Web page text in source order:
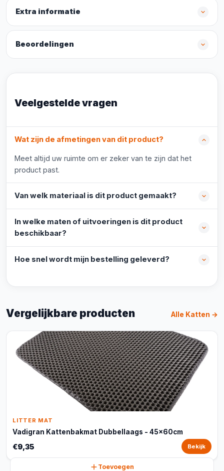
Extra informatie
Beoordelingen
Veelgestelde vragen
Wat zijn de afmetingen van dit product?
Meet altijd uw ruimte om er zeker van te zijn dat het
product past.
Van welk materiaal is dit product gemaakt?
In welke maten of uitvoeringen is dit product
beschikbaar?
Hoe snel wordt mijn bestelling geleverd?
Vergelijkbare producten Alle Katten →
LITTER MAT
Vadigran Kattenbakmat Dubbellaags - 45x60cm
€9,35 Bekijk
Toevoegen